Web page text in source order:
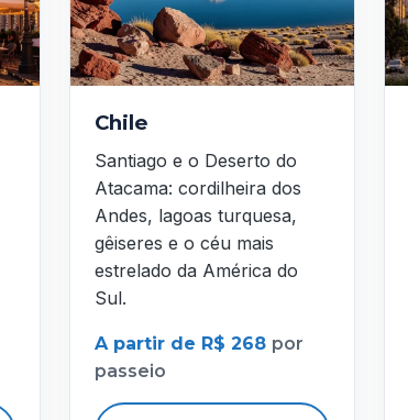
Chile
Santiago e o Deserto do
Atacama: cordilheira dos
Andes, lagoas turquesa,
gêiseres e o céu mais
estrelado da América do
Sul.
A partir de R$ 268 por
passeio